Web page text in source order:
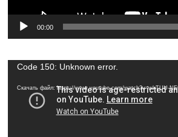
00:00
Видеоплеер
Code 150: Unknown error.
Скачать файл: https://www.youtube.com/watch?v=wkTUU-